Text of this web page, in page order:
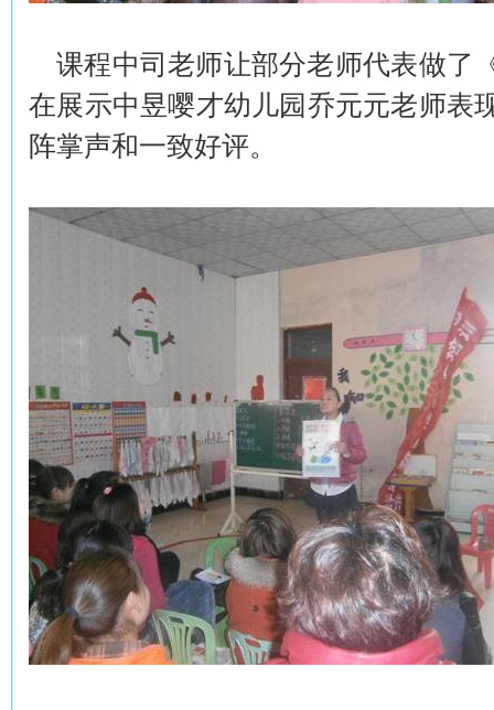
课程中司老师让部分老师代表做了
在展示中昱嘤才幼儿园乔元元老师表
阵掌声和一致好评。